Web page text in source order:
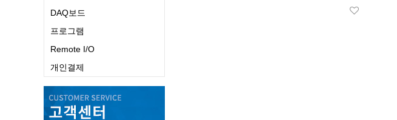
DAQ보드
프로그램
Remote I/O
개인결제